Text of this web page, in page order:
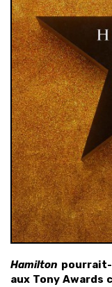
Hamilton
aux Tony Awards